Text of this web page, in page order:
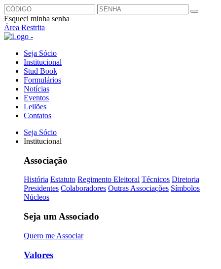
Esqueci minha senha
Área Restrita
Seja Sócio
Institucional
Stud Book
Formulários
Notícias
Eventos
Leilões
Contatos
Seja Sócio
Institucional
Associação
História Estatuto Regimento Eleitoral Técnicos Diretoria
Presidentes Colaboradores Outras Associações Símbolos
Núcleos
Seja um Associado
Quero me Associar
Valores